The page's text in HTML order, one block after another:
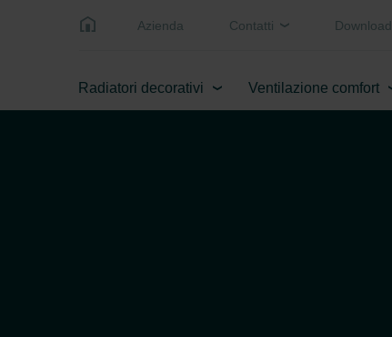
Azienda Contatti Download
Radiatori decorativi Ventilazione comfort